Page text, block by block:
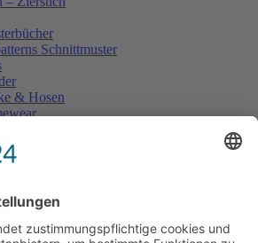
Schnittmuster
& Hosen
Vintage
Burda